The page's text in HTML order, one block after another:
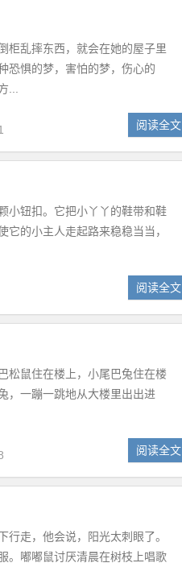
柜乱摔东西，就会在她的屋子里
恐惧的梦，害怕的梦，伤心的
...
阅读全文
小钮扣。它把小丫丫的鞋带和鞋
的小主人走起路来稳稳当当，
阅读全文
松鼠住在楼上，小尾巴兔住在楼
，一蹦一跳地从大楼里出出进
阅读全文
行走，他会说，阳光太刺眼了。
。嘟嘟鼠讨厌清晨在树枝上唱歌